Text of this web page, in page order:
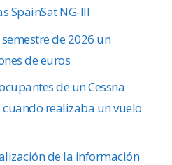
SpainSat NG-III
de 2026 un
de euros
de un Cessna
realizaba un vuelo
de la información